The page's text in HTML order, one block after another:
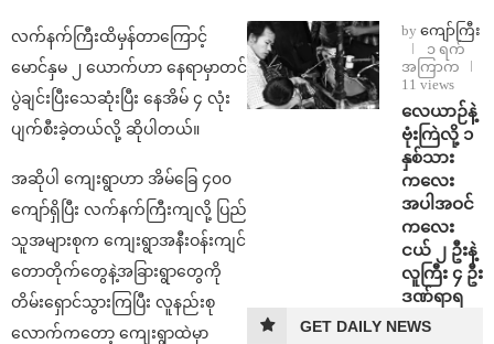
လက်နက်ကြီးထိမှန်တာကြောင့်
မောင်နှမ ၂ ယောက်ဟာ နေရာမှာတင်
ပွဲချင်းပြီးသေဆုံးပြီး နေအိမ် ၄ လုံး
ပျက်စီးခဲ့တယ်လို့ ဆိုပါတယ်။
အဆိုပါ ကျေးရွာဟာ အိမ်ခြေ ၄၀၀
ကျော်ရှိပြီး လက်နက်ကြီးကျလို့ ပြည်
သူအများစုက ကျေးရွာအနီးဝန်းကျင်
တောတိုက်တွေနဲ့အခြားရွာတွေကို
တိမ်းရှောင်သွားကြပြီး လူနည်းစု
လောက်ကတော့ ကျေးရွာထဲမှာ
by ကျော်ကြီး
၁ ရက်
အကြာက
11 views
⁨လေယာဉ်နဲ့
ဗုံးကြဲလို့ ၁
နှစ်သား
ကလေး
အပါအဝင်
ကလေး
ငယ် ၂ ဦးနဲ့
လူကြီး ၄ ဦး
ဒဏ်ရာရ
GET DAILY NEWS